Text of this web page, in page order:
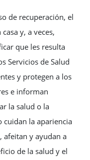
de recuperación, el
y, a veces,
que les resulta
Servicios de Salud
y protegen a los
e informan
la salud o la
cuidan la apariencia
afeitan y ayudan a
de la salud y el